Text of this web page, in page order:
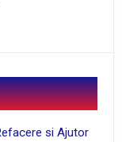
si Ajutor